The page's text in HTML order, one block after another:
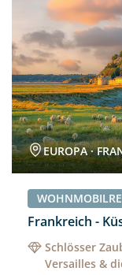
EUROPA ·
Frankreich -
Schlösser
Versailles &